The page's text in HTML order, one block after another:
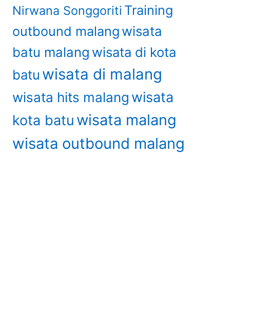
Nirwana Songgoriti Training
outbound malang wisata
batu malang wisata di kota
batu wisata di malang
wisata hits malang wisata
kota batu wisata malang
wisata outbound malang